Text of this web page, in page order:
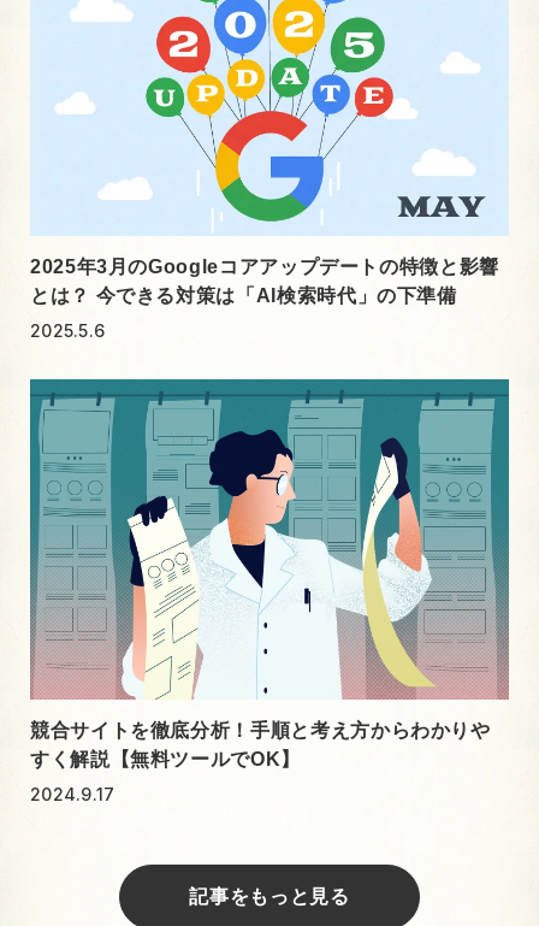
2025年3月のGoogleコアアップデートの特徴と影響
とは？ 今できる対策は「AI検索時代」の下準備
2025.5.6
競合サイトを徹底分析！手順と考え方からわかりや
すく解説【無料ツールでOK】
2024.9.17
記事をもっと見る